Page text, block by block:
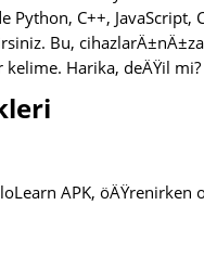
C++, JavaScript,
Bu,
Harika, deÄŸil mi?
APK,